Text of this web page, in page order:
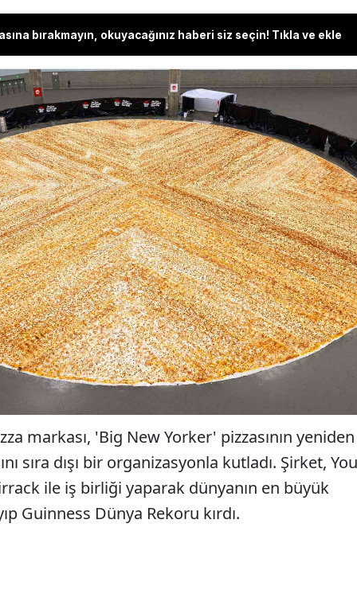
bırakmayın, okuyacağınız haberi siz seçin! Tıkla ve ekle
markası, 'Big New Yorker' pizzasının yeniden
sıra dışı bir organizasyonla kutladı. Şirket,
ile iş birliği yaparak dünyanın en büyük
Guinness Dünya Rekoru kırdı.